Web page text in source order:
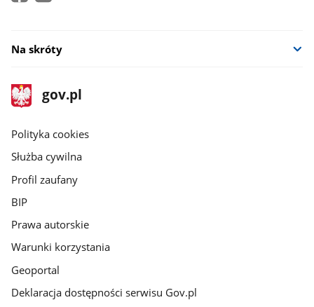
Na skróty
stopka
gov.pl
Strona
gov.pl
gov.pl
Polityka cookies
Służba cywilna
Profil zaufany
BIP
Prawa autorskie
Warunki korzystania
Geoportal
Deklaracja dostępności serwisu Gov.pl